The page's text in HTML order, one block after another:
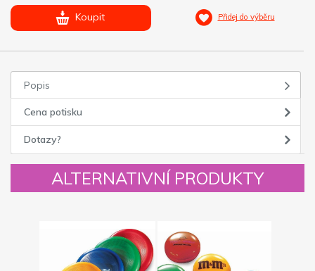
Koupit Přidej do výběru
Popis
Cena potisku
Dotazy?
ALTERNATIVNÍ PRODUKTY